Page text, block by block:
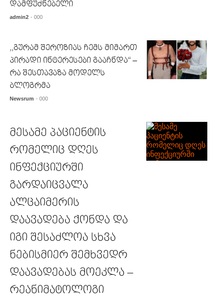
დამფუძნებელი
admin2 - 000
,,გურამ შეროზიას ჩემს მიმართ
პირადი ინტერესები გააჩნდა“ –
რა შესთავაზა მოდელს
ბლოგრმა
Newsrum - 000
მესამე პაციენტის
რომელიც დღეს
ინფექციურში
გარდაიცვალა
ალცაიმერის
დაავადება ქონდა და
იგი შესაძლოა სხვა
ნებისმიერ შემხვედრ
დაავადებას მოეკლა –
რეანიმატოლოგი